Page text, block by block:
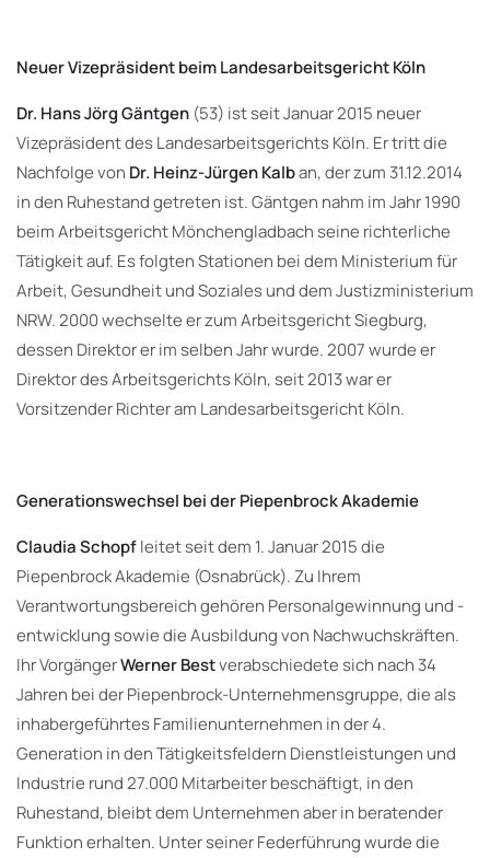
Neuer Vizepräsident beim Landesarbeitsgericht Köln
Dr. Hans Jörg Gäntgen (53) ist seit Januar 2015 neuer
Vizepräsident des Landesarbeitsgerichts Köln. Er tritt die
Nachfolge von Dr. Heinz-Jürgen Kalban, der zum 31.12.2014
in den Ruhestand getreten ist. Gäntgen nahm im Jahr 1990
beim Arbeitsgericht Mönchengladbach seine richterliche
Tätigkeit auf. Es folgten Stationen bei dem Ministerium für
Arbeit, Gesundheit und Soziales und dem Justizministerium
NRW. 2000 wechselte er zum Arbeitsgericht Siegburg,
dessen Direktor er im selben Jahr wurde. 2007 wurde er
Direktor des Arbeitsgerichts Köln, seit 2013 war er
Vorsitzender Richter am Landesarbeitsgericht Köln.
Generationswechsel bei der Piepenbrock Akademie
Claudia Schopfleitet seit dem 1. Januar 2015 die
Piepenbrock Akademie (Osnabrück). Zu Ihrem
Verantwortungsbereich gehören Personalgewinnung und -
entwicklung sowie die Ausbildung von Nachwuchskräften.
Ihr VorgängerWerner Bestverabschiedete sich nach 34
Jahren bei der Piepenbrock-Unternehmensgruppe, die als
inhabergeführtes Familienunternehmen in der 4.
Generation in den Tätigkeitsfeldern Dienstleistungen und
Industrie rund 27.000 Mitarbeiter beschäftigt, in den
Ruhestand, bleibt dem Unternehmen aber in beratender
Funktion erhalten. Unter seiner Federführung wurde die